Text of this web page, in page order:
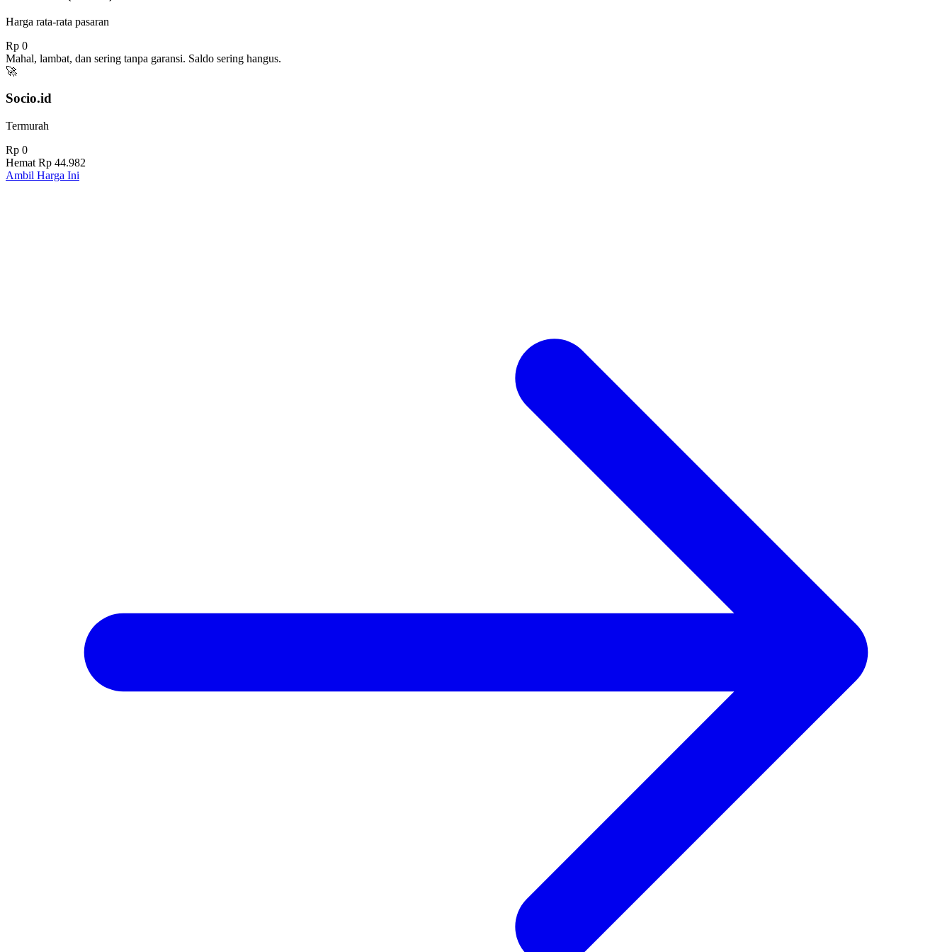
Harga rata-rata pasaran
Rp 0
Mahal, lambat, dan sering tanpa garansi. Saldo sering hangus.
🚀
Socio.id
Termurah
Rp 0
Hemat Rp 44.982
Ambil Harga Ini